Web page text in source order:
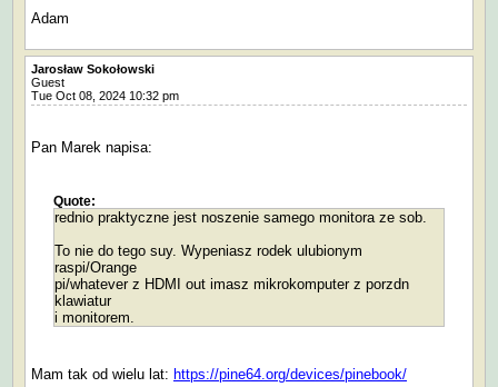
Adam
Jarosław Sokołowski
Guest
Tue Oct 08, 2024 10:32 pm
Pan Marek napisa:
Quote:
rednio praktyczne jest noszenie samego monitora ze sob.
To nie do tego suy. Wypeniasz rodek ulubionym
raspi/Orange
pi/whatever z HDMI out imasz mikrokomputer z porzdn
klawiatur
i monitorem.
Mam tak od wielu lat: https://pine64.org/devices/pinebook/